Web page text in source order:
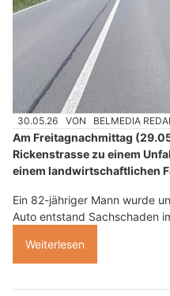
30.05.26 VON BELMEDIA
Am Freitagnachmittag
Rickenstrasse zu einem
einem landwirtschaftlichen
Ein 82-jähriger Mann wurde
Auto entstand Sachschaden
Weiterlesen